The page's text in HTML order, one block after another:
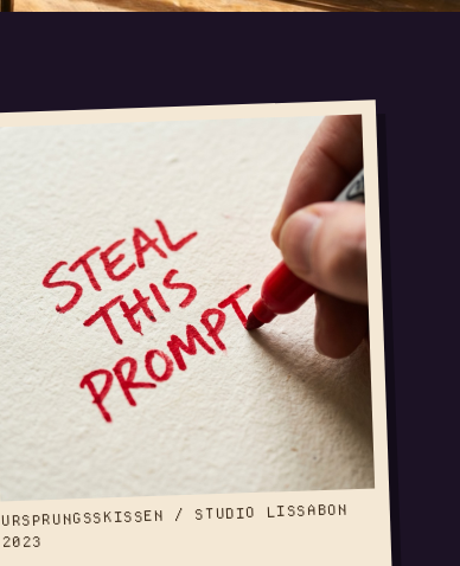
URSPRUNGSSKISSEN / STUDIO LISSABON
2023